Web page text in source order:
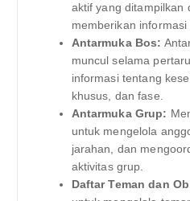
aktif yang ditampilkan
memberikan
Antarmuka Bos:
muncul selama
informasi tentang
khusus, dan fase.
Antarmuka Grup:
untuk mengelola
jarahan, dan
aktivitas grup.
Daftar Teman dan